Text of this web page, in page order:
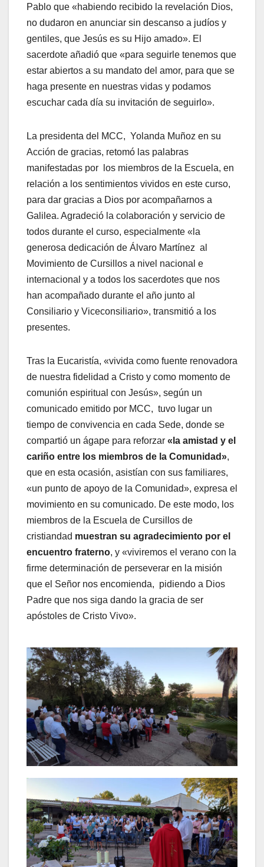
Pablo que «habiendo recibido la revelación Dios,
no dudaron en anunciar sin descanso a judíos y
gentiles, que Jesús es su Hijo amado». El
sacerdote añadió que «para seguirle tenemos que
estar abiertos a su mandato del amor, para que se
haga presente en nuestras vidas y podamos
escuchar cada día su invitación de seguirlo».
La presidenta del MCC, Yolanda Muñoz en su
Acción de gracias, retomó las palabras
manifestadas por los miembros de la Escuela, en
relación a los sentimientos vividos en este curso,
para dar gracias a Dios por acompañarnos a
Galilea. Agradeció la colaboración y servicio de
todos durante el curso, especialmente «la
generosa dedicación de Álvaro Martínez al
Movimiento de Cursillos a nivel nacional e
internacional y a todos los sacerdotes que nos
han acompañado durante el año junto al
Consiliario y Viceconsiliario», transmitió a los
presentes.
Tras la Eucaristía, «vivida como fuente renovadora
de nuestra fidelidad a Cristo y como momento de
comunión espiritual con Jesús», según un
comunicado emitido por MCC, tuvo lugar un
tiempo de convivencia en cada Sede, donde se
compartió un ágape para reforzar «la amistad y el
cariño entre los miembros de la Comunidad»,
que en esta ocasión, asistían con sus familiares,
«un punto de apoyo de la Comunidad», expresa el
movimiento en su comunicado. De este modo, los
miembros de la Escuela de Cursillos de
cristiandad muestran su agradecimiento por el
encuentro fraterno, y «viviremos el verano con la
firme determinación de perseverar en la misión
que el Señor nos encomienda, pidiendo a Dios
Padre que nos siga dando la gracia de ser
apóstoles de Cristo Vivo».